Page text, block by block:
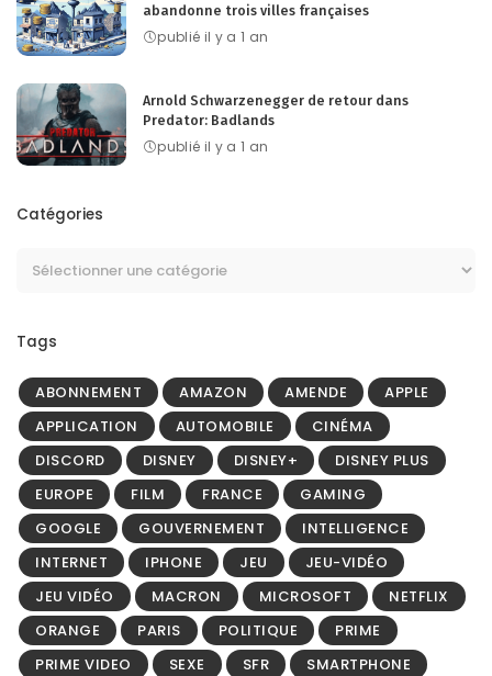
abandonne trois villes françaises
publié il y a 1 an
Arnold Schwarzenegger de retour dans
Predator: Badlands
publié il y a 1 an
Catégories
Tags
ABONNEMENT AMAZON AMENDE
APPLE
APPLICATION
AUTOMOBILE
CINÉMA
DISCORD
DISNEY DISNEY+
DISNEY PLUS
EUROPE
FILM FRANCE
GAMING
GOOGLE
GOUVERNEMENT
INTELLIGENCE
INTERNET
IPHONE JEU
JEU-VIDÉO
JEU VIDÉO
MACRON MICROSOFT
NETFLIX
ORANGE
PARIS POLITIQUE
PRIME
PRIME VIDEO
SEXE SFR
SMARTPHONE